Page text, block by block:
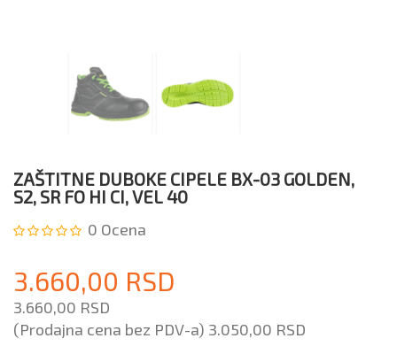
ZAŠTITNE DUBOKE CIPELE BX-03 GOLDEN,
S2, SR FO HI CI, VEL 40
0 Ocena
3.660,00 RSD
3.660,00 RSD
(Prodajna cena bez PDV-a) 3.050,00 RSD